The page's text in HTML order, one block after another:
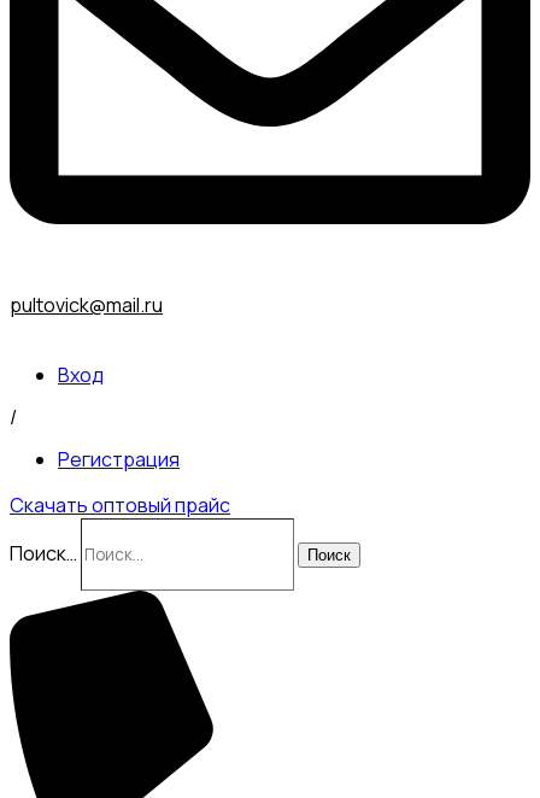
pultovick@mail.ru
Вход
/
Регистрация
Скачать оптовый прайс
Поиск…
Поиск